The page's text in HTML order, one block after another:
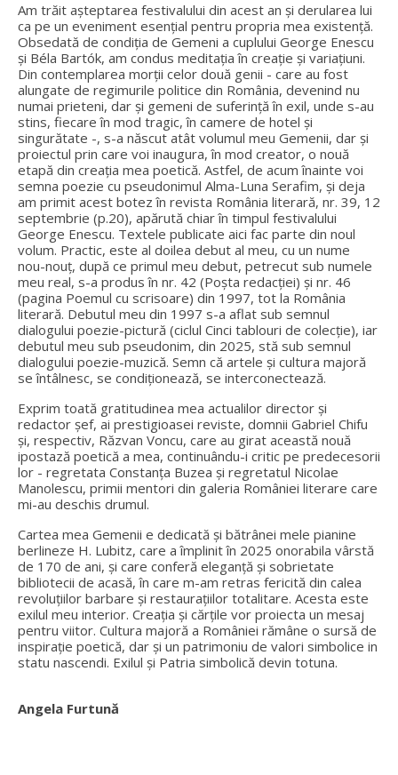
Am trăit așteptarea festivalului din acest an și derularea lui
ca pe un eveniment esențial pentru propria mea existență.
Obsedată de condiția de Gemeni a cuplului George Enescu
și Béla Bartók, am condus meditația în creație și variațiuni.
Din contemplarea morții celor două genii - care au fost
alungate de regimurile politice din România, devenind nu
numai prieteni, dar și gemeni de suferință în exil, unde s-au
stins, fiecare în mod tragic, în camere de hotel și
singurătate -, s-a născut atât volumul meu Gemenii, dar și
proiectul prin care voi inaugura, în mod creator, o nouă
etapă din creația mea poetică. Astfel, de acum înainte voi
semna poezie cu pseudonimul Alma-Luna Serafim, și deja
am primit acest botez în revista România literară, nr. 39, 12
septembrie (p.20), apărută chiar în timpul festivalului
George Enescu. Textele publicate aici fac parte din noul
volum. Practic, este al doilea debut al meu, cu un nume
nou-nouț, după ce primul meu debut, petrecut sub numele
meu real, s-a produs în nr. 42 (Poșta redacției) și nr. 46
(pagina Poemul cu scrisoare) din 1997, tot la România
literară. Debutul meu din 1997 s-a aflat sub semnul
dialogului poezie-pictură (ciclul Cinci tablouri de colecție), iar
debutul meu sub pseudonim, din 2025, stă sub semnul
dialogului poezie-muzică. Semn că artele și cultura majoră
se întâlnesc, se condiționează, se interconectează.
Exprim toată gratitudinea mea actualilor director și
redactor șef, ai prestigioasei reviste, domnii Gabriel Chifu
și, respectiv, Răzvan Voncu, care au girat această nouă
ipostază poetică a mea, continuându-i critic pe predecesorii
lor - regretata Constanța Buzea și regretatul Nicolae
Manolescu, primii mentori din galeria României literare care
mi-au deschis drumul.
Cartea mea Gemenii e dedicată și bătrânei mele pianine
berlineze H. Lubitz, care a împlinit în 2025 onorabila vârstă
de 170 de ani, și care conferă eleganță și sobrietate
bibliotecii de acasă, în care m-am retras fericită din calea
revoluțiilor barbare și restaurațiilor totalitare. Acesta este
exilul meu interior. Creația și cărțile vor proiecta un mesaj
pentru viitor. Cultura majoră a României rămâne o sursă de
inspirație poetică, dar și un patrimoniu de valori simbolice in
statu nascendi. Exilul și Patria simbolică devin totuna.
Angela Furtună